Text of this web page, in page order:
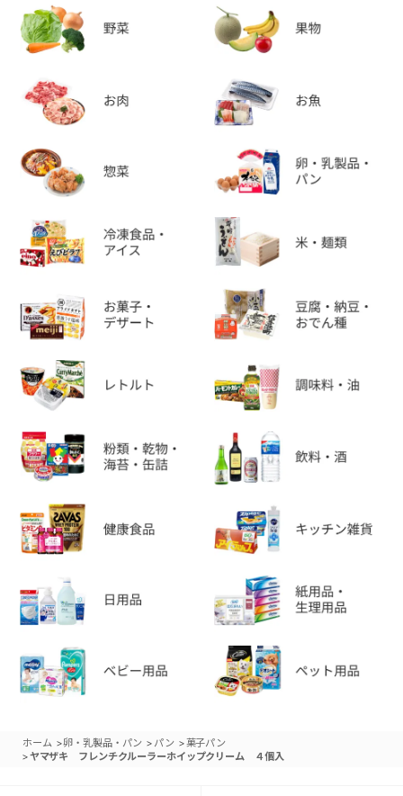
ホーム >卵・乳製品・パン > パン >菓子パン
>ヤマザキ フレンチクルーラーホイップクリーム ４個入